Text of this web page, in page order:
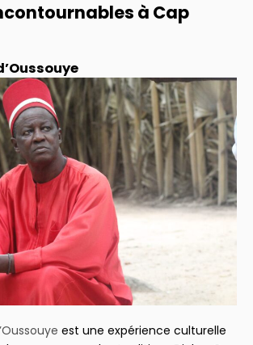
à Cap
est une expérience culturelle